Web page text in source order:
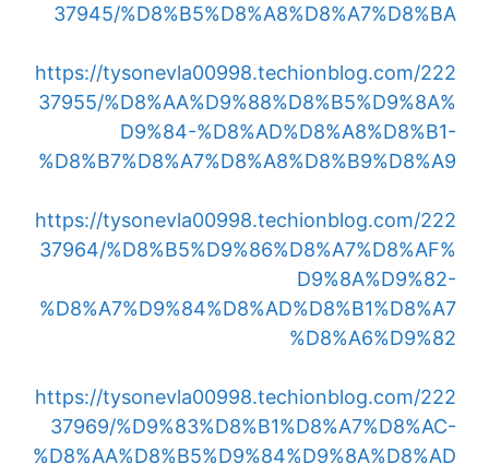
37945/%D8%B5%D8%A8%D8%A7%D8%BA
https://tysonevla00998.techionblog.com/222
37955/%D8%AA%D9%88%D8%B5%D9%8A%
D9%84-%D8%AD%D8%A8%D8%B1-
%D8%B7%D8%A7%D8%A8%D8%B9%D8%A9
https://tysonevla00998.techionblog.com/222
37964/%D8%B5%D9%86%D8%A7%D8%AF%
D9%8A%D9%82-
%D8%A7%D9%84%D8%AD%D8%B1%D8%A7
%D8%A6%D9%82
https://tysonevla00998.techionblog.com/222
37969/%D9%83%D8%B1%D8%A7%D8%AC-
%D8%AA%D8%B5%D9%84%D9%8A%D8%AD